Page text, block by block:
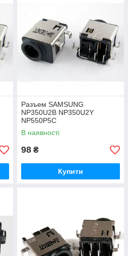
Разъем SAMSUNG
NP350U2B NP350U2Y
NP550P5C
В наявності
98 ₴
Купити